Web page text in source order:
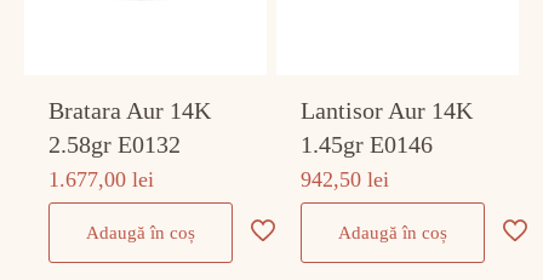
Bratara Aur 14K
2.58gr E0132
1.677,00lei
Adaugă în coș
Lantisor Aur 14K
1.45gr E0146
942,50lei
Adaugă în coș